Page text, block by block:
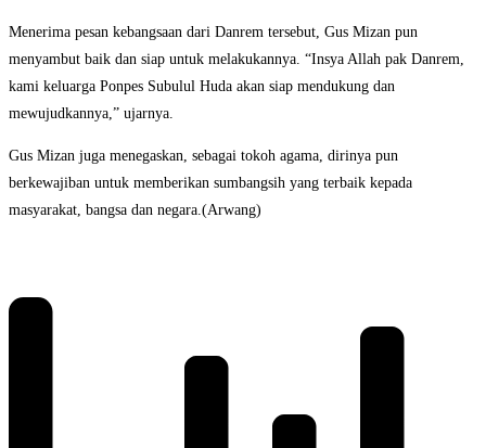
Menerima pesan kebangsaan dari Danrem tersebut, Gus Mizan pun
menyambut baik dan siap untuk melakukannya. “Insya Allah pak Danrem,
kami keluarga Ponpes Subulul Huda akan siap mendukung dan
mewujudkannya,” ujarnya.
Gus Mizan juga menegaskan, sebagai tokoh agama, dirinya pun
berkewajiban untuk memberikan sumbangsih yang terbaik kepada
masyarakat, bangsa dan negara.(Arwang)